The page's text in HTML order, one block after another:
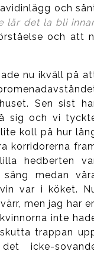
och
lär det la bli
och att
nu ikväll på
Sen sist
sig och vi
koll på hur
korridorerna
hedberten
medan
var i köket.
men jag har
inte
trappan
icke-